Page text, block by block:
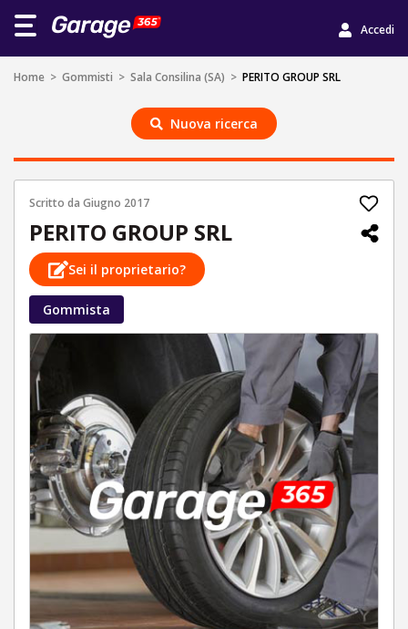
Accedi
Home > Gommisti > Sala Consilina (SA) > PERITO GROUP SRL
Nuova ricerca
Scritto da Giugno 2017
PERITO GROUP SRL
Sei il proprietario?
Gommista